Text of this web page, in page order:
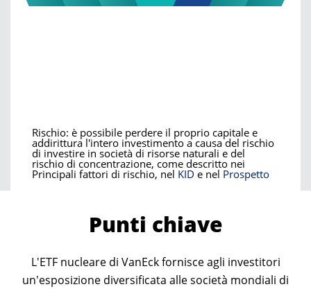
Rischio: è possibile perdere il proprio capitale e
addirittura l'intero investimento a causa del rischio
di investire in società di risorse naturali e del
rischio di concentrazione, come descritto nei
Principali fattori di rischio, nel KID e nel Prospetto
Punti chiave
L'ETF nucleare di VanEck fornisce agli investitori
un'esposizione diversificata alle società mondiali di